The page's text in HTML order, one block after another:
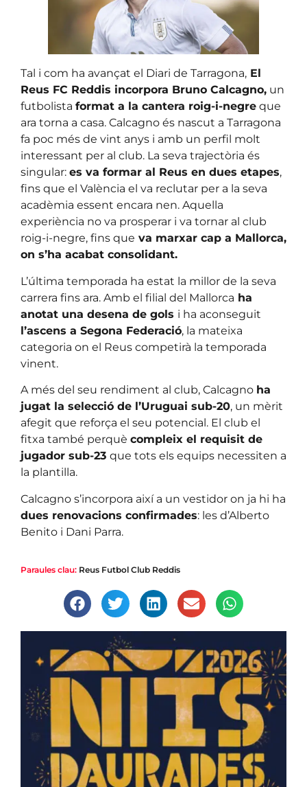
Tal i com ha avançat el Diari de Tarragona, El
Reus FC Reddis incorpora Bruno Calcagno, un
futbolista format a la cantera roig-i-negre que
ara torna a casa. Calcagno és nascut a Tarragona
fa poc més de vint anys i amb un perfil molt
interessant per al club. La seva trajectòria és
singular: es va formar al Reus en dues etapes,
fins que el València el va reclutar per a la seva
acadèmia essent encara nen. Aquella
experiència no va prosperar i va tornar al club
roig-i-negre, fins que va marxar cap a Mallorca,
on s’ha acabat consolidant.
L’última temporada ha estat la millor de la seva
carrera fins ara. Amb el filial del Mallorca ha
anotat una desena de gols i ha aconseguit
l’ascens a Segona Federació, la mateixa
categoria on el Reus competirà la temporada
vinent.
A més del seu rendiment al club, Calcagno ha
jugat la selecció de l’Uruguai sub-20, un mèrit
afegit que reforça el seu potencial. El club el
fitxa també perquè compleix el requisit de
jugador sub-23 que tots els equips necessiten a
la plantilla.
Calcagno s’incorpora així a un vestidor on ja hi ha
dues renovacions confirmades: les d’Alberto
Benito i Dani Parra.
Paraules clau: Reus Futbol Club Reddis